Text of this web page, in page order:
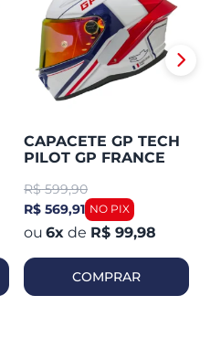
CAPACETE GP TECH
PILOT GP FRANCE
R$ 599,90
R$ 569,91
6x de R$ 99,98
COMPRAR